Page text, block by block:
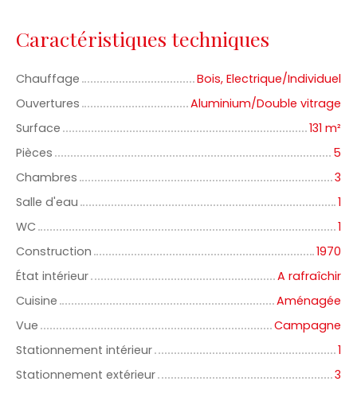
Caractéristiques techniques
Chauffage
Bois, Electrique/Individuel
Ouvertures
Aluminium/Double vitrage
Surface
131 m²
Pièces
5
Chambres
3
Salle d'eau
1
WC
1
Construction
1970
État intérieur
A rafraîchir
Cuisine
Aménagée
Vue
Campagne
Stationnement intérieur
1
Stationnement extérieur
3